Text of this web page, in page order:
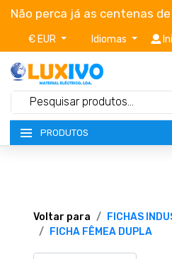
Não perca já as centenas
€ EUR Idiomas
PRODUTOS
TERMOS E CONDIÇÕES
Voltar para
FICHAS
FICHA FÊMEA DUPLA